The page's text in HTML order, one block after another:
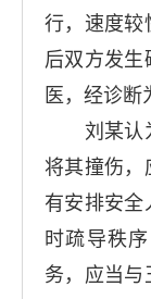
行，速度较
后双方发生
医，经诊断
刘某认为
将其撞伤，
有安排安全
时疏导秩
务，应当与